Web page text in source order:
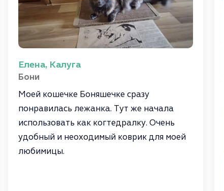
Елена, Калуга
Бони
Моей кошечке Боняшечке сразу
понравилась лежанка. Тут же начала
использовать как когтедралку. Очень
удобный и неоходимый коврик для моей
любимицы.